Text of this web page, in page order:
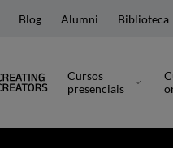
Blog Alumni Biblioteca
Cursos
presenciais